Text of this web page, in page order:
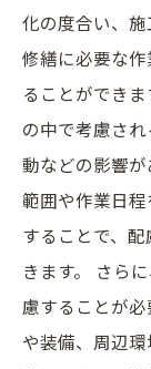
化の度合い、施
修繕に必要な
ることができ
の中で考慮さ
動などの影響
範囲や作業日
することで、
きます。 さら
慮することが
や装備、周辺